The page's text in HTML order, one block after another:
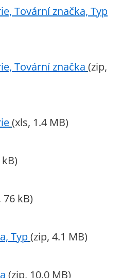
Tovární značka, Typ
Tovární značka (zip,
(xls, 1.4 MB)
76 kB)
Typ(zip, 4.1 MB)
(zip, 10.0 MB)